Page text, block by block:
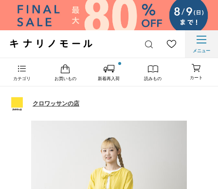
メニュー
カテゴリ お買いもの 新着再入荷 読みもの カート
クロワッサンの店